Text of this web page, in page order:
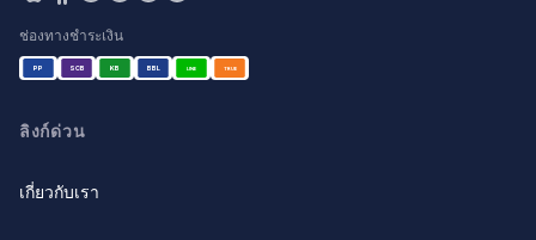
ช่องทางชำระเงิน
PP SCB KB BBL LINE TRUE
ลิงก์ด่วน
เกี่ยวกับเรา